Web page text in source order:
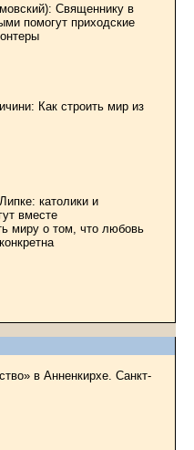
Священнику в
помогут приходские
Как строить мир из
католики и
вместе
миру о том, что любовь
в Анненкирхе. Санкт-